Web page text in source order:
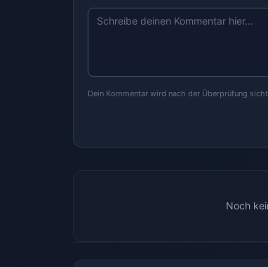
Dein Kommentar wird nach der Überprüfung
Noch